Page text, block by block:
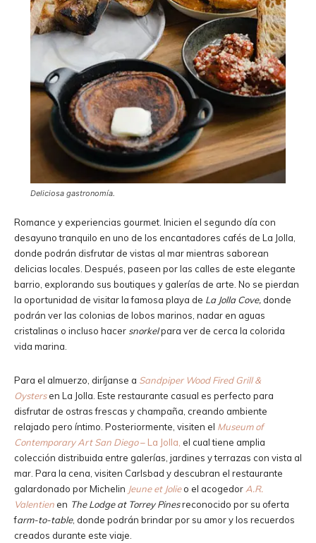
Deliciosa gastronomía.
Romance y experiencias gourmet. Inicien el segundo día con
desayuno tranquilo en uno de los encantadores cafés de La Jolla,
donde podrán disfrutar de vistas al mar mientras saborean
delicias locales. Después, paseen por las calles de este elegante
barrio, explorando sus boutiques y galerías de arte. No se pierdan
la oportunidad de visitar la famosa playa de La Jolla Cove, donde
podrán ver las colonias de lobos marinos, nadar en aguas
cristalinas o incluso hacer snorkelpara ver de cerca la colorida
vida marina.
Para el almuerzo, diríjanse a Sandpiper Wood Fired Grill &
Oystersen La Jolla. Este restaurante casual es perfecto para
disfrutar de ostras frescas y champaña, creando ambiente
relajado pero íntimo. Posteriormente, visiten el Museum of
Contemporary Art San Diego– La Jolla, el cual tiene amplia
colección distribuida entre galerías, jardines y terrazas con vista al
mar. Para la cena, visiten Carlsbad y descubran el restaurante
galardonado por Michelin Jeune et Jolieo el acogedor A.R.
Valentien en The Lodge at Torrey Pinesreconocido por su oferta
farm-to-table, donde podrán brindar por su amor y los recuerdos
creados durante este viaje.